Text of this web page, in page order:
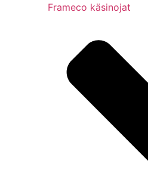
Frameco käsinojat